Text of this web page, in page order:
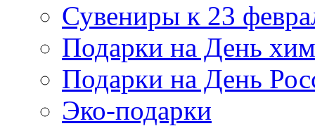
Сувениры к 23
Подарки на День
Подарки на День
Эко-подарки